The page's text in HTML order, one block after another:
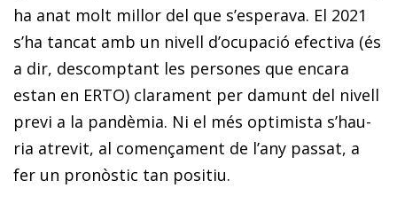
ha anat molt millor del que s’esperava. El 2021
s’ha tancat amb un nivell d’ocupació efectiva (és
a dir, descomptant les persones que encara
estan en ERTO) clarament per da­­munt del nivell
previ a la pandèmia. Ni el més optimista s’hau­­
ria atrevit, al començament de l’any passat, a
fer un pro­­nòstic tan positiu.